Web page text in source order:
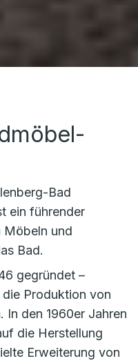
Bad
ein führender
Möbeln und
Bad.
gegründet –
Produktion von
In den 1960er Jahren
die Herstellung
Erweiterung von